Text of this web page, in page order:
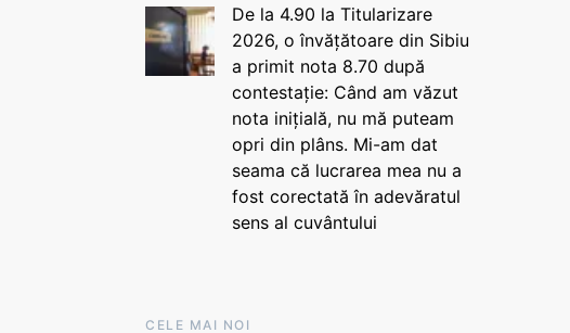
De la 4.90 la Titularizare
2026, o învățătoare din Sibiu
a primit nota 8.70 după
contestație: Când am văzut
nota inițială, nu mă puteam
opri din plâns. Mi-am dat
seama că lucrarea mea nu a
fost corectată în adevăratul
sens al cuvântului
CELE MAI NOI